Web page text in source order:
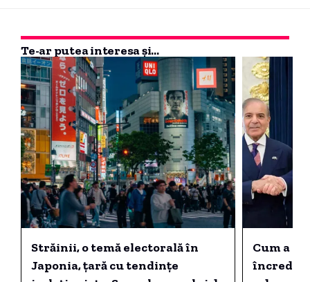
Te-ar putea interesa și...
Străinii, o temă electorală în
Japonia, țară cu tendințe
Cum a